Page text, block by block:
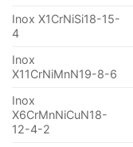
Inox X1CrNiSi18-15-
4
Inox
X11CrNiMnN19-8-6
Inox
X6CrMnNiCuN18-
12-4-2